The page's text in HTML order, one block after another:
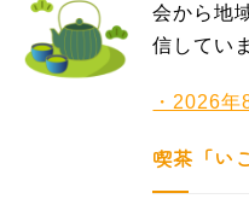
会から地
信してい
・2026
喫茶「い